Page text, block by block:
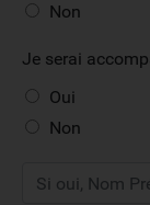
Non
Je serai
Oui
Non